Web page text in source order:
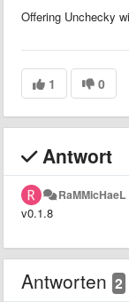
Offering Unchecky
1 0
Antwort
RaMMicHaeL
v0.1.8
Antworten 2